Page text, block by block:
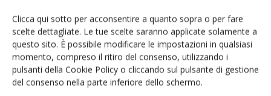
Clicca qui sotto per acconsentire a quanto sopra o per fare
scelte dettagliate. Le tue scelte saranno applicate solamente a
questo sito. È possibile modificare le impostazioni in qualsiasi
momento, compreso il ritiro del consenso, utilizzando i
pulsanti della Cookie Policy o cliccando sul pulsante di gestione
del consenso nella parte inferiore dello schermo.
In figura 6 è rappresentato l'andamento orario del numero
di mungiture: la linea tratteggiata indica il numero medio di
mungiture/ora, mentre le frecce evidenziano 4 finestre